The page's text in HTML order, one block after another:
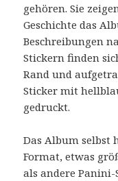
gehören. Sie
Geschichte das
Beschreibungen
Stickern finden
Rand und
Sticker mit
gedruckt.
Das Album selbst
Format, etwas
als andere